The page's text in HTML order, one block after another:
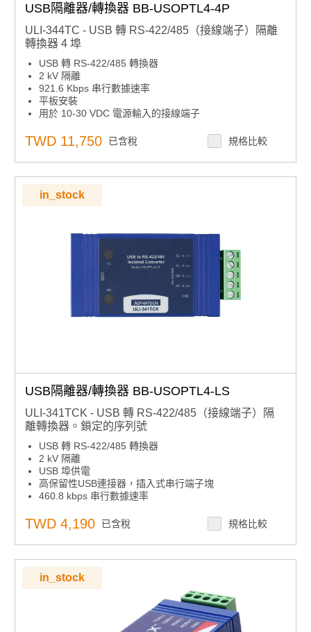
USB隔離器/轉換器 BB-USOPTL4-4P
ULI-344TC - USB 轉 RS-422/485（接線端子）隔離
轉換器 4 埠
USB 轉 RS-422/485 轉換器
2 kV 隔離
921.6 Kbps 串行數據速率
平板安裝
用於 10-30 VDC 電源輸入的接線端子
隨附USB電纜
TWD 11,750 已含稅 規格比較
in_stock
USB隔離器/轉換器 BB-USOPTL4-LS
ULI-341TCK - USB 轉 RS-422/485（接線端子）隔
離轉換器。鎖定的序列號
USB 轉 RS-422/485 轉換器
2 kV 隔離
USB 埠供電
高保留性USB連接器，插入式串行端子塊
460.8 kbps 串行數據速率
鎖定序列號 - 簡化服務池中的使用
TWD 4,190 已含稅 規格比較
in_stock